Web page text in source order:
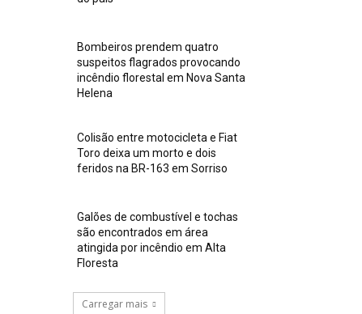
Bombeiros prendem quatro
suspeitos flagrados provocando
incêndio florestal em Nova Santa
Helena
Colisão entre motocicleta e Fiat
Toro deixa um morto e dois
feridos na BR-163 em Sorriso
Galões de combustível e tochas
são encontrados em área
atingida por incêndio em Alta
Floresta
Carregar mais